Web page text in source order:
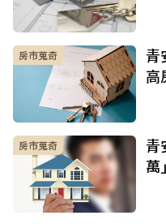
房市蒐奇
青
高
房市蒐奇
青